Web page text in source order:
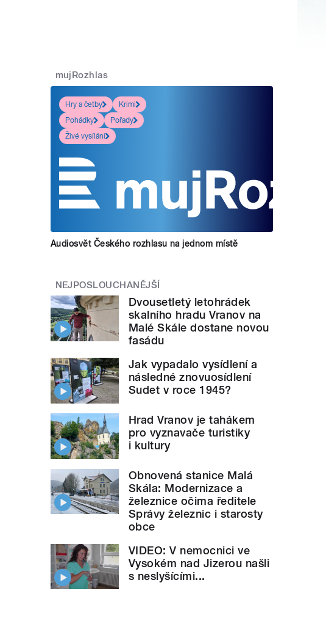
mujRozhlas
Hry a četby
Krimi
Pohádky
Pořady
Živé vysílání
Audiosvět Českého rozhlasu na jednom místě
NEJPOSLOUCHANĚJŠÍ
Dvousetletý letohrádek
skalního hradu Vranov na
Malé Skále dostane novou
fasádu
Jak vypadalo vysídlení a
následné znovuosídlení
Sudet v roce 1945?
Hrad Vranov je tahákem
pro vyznavače turistiky
i kultury
Obnovená stanice Malá
Skála: Modernizace a
železnice očima ředitele
Správy železnic i starosty
obce
VIDEO: V nemocnici ve
Vysokém nad Jizerou našli
s neslyšícími...